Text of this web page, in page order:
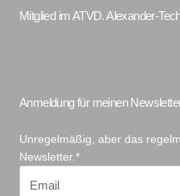
Mitglied im ATVD. Alexander-
Anmeldung für meinen
Unregelmäßig, aber das
Newsletter.*